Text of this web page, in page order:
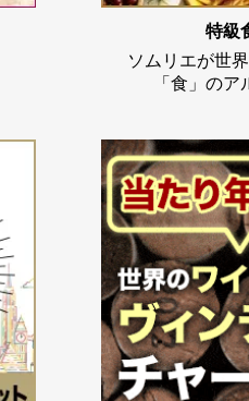
特級
ソムリエが世
「食」のア